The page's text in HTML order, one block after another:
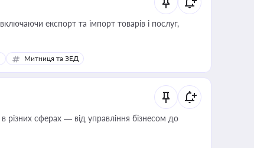
експорт та імпорт товарів і послуг,
Митниця та ЗЕД
різних сферах — від управління бізнесом до